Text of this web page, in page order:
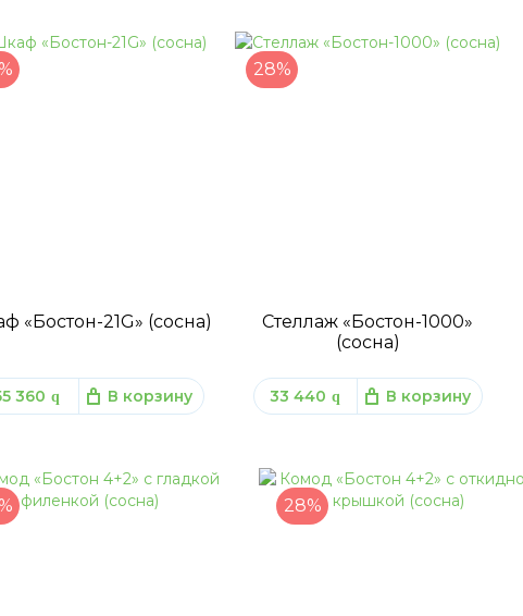
«Бостон-21G» (сосна)
360 q В корзину
28%
Стеллаж «Бостон-1000»
(сосна)
33 440 q В корзину
28%